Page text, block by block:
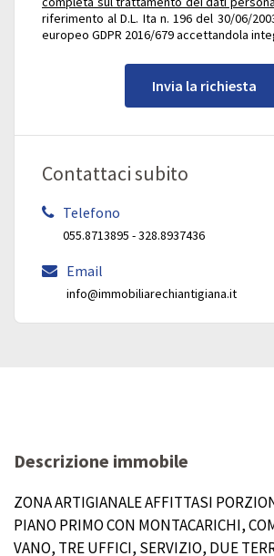
riferimento al D.L. Ita n. 196 del 30/06/
europeo GDPR 2016/679 accettandola
Invia la richiesta
Contattaci subito
Telefono
055.8713895 - 328.8937436
Email
info@immobiliarechiantigiana.it
Descrizione immobile
ZONA ARTIGIANALE AFFITTASI
PIANO PRIMO CON MONTACARICHI,
VANO, TRE UFFICI, SERVIZIO, DUE